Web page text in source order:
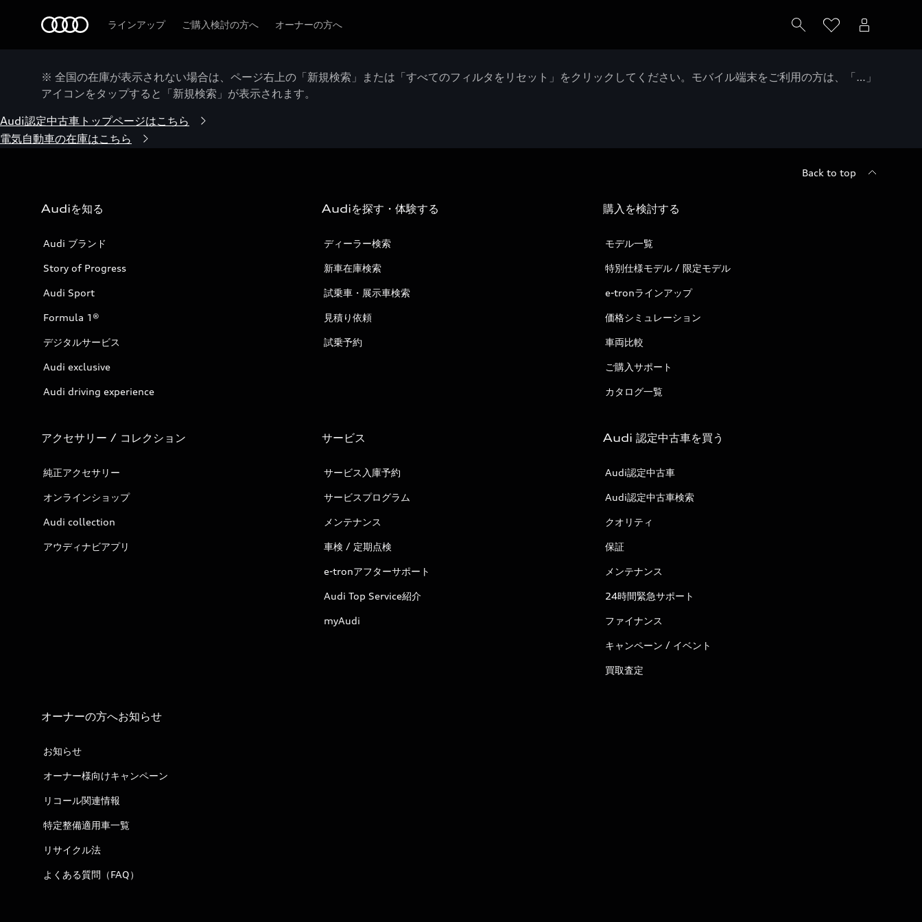
ラインアップ ご購入検討の方へ オーナーの方へ
※ 全国の在庫が表示されない場合は、ページ右上の「新規検索」または「すべてのフィルタをリセット」をクリックしてください。モバイル端末をご利用の方は、「…」
アイコンをタップすると「新規検索」が表示されます。
Audi認定中古車トップページはこちら
電気自動車の在庫はこちら
Back to top
Audiを知る
Audi ブランド
Story of Progress
Audi Sport
Formula 1®
デジタルサービス
Audi exclusive
Audi driving experience
Audiを探す・体験する
ディーラー検索
新車在庫検索
試乗車・展示車検索
見積り依頼
試乗予約
購入を検討する
モデル一覧
特別仕様モデル / 限定モデル
e-tronラインアップ
価格シミュレーション
車両比較
ご購入サポート
カタログ一覧
アクセサリー / コレクション
純正アクセサリー
オンラインショップ
Audi collection
アウディナビアプリ
サービス
サービス入庫予約
サービスプログラム
メンテナンス
車検 / 定期点検
e-tronアフターサポート
Audi Top Service紹介
myAudi
Audi 認定中古車を買う
Audi認定中古車
Audi認定中古車検索
クオリティ
保証
メンテナンス
24時間緊急サポート
ファイナンス
キャンペーン / イベント
買取査定
オーナーの方へお知らせ
お知らせ
オーナー様向けキャンペーン
リコール関連情報
特定整備適用車一覧
リサイクル法
よくある質問（FAQ）